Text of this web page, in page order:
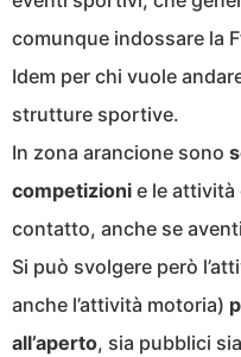
comunque indossare la
Idem per chi vuole
strutture sportive.
In zona arancione sono
competizioni e le
contatto, anche se
Si può svolgere però
anche l’attività motoria)
all’aperto, sia pubblici